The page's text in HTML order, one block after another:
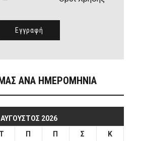
ΑΝΑ ΗΜΕΡΟΜΗΝΙΑ
ΑΎΓΟΥΣΤΟΣ 2026
Τ Π Π Σ
Κ